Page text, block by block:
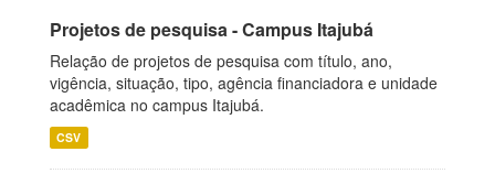
Projetos de pesquisa - Campus Itajubá
Relação de projetos de pesquisa com título, ano,
vigência, situação, tipo, agência financiadora e unidade
acadêmica no campus Itajubá.
CSV